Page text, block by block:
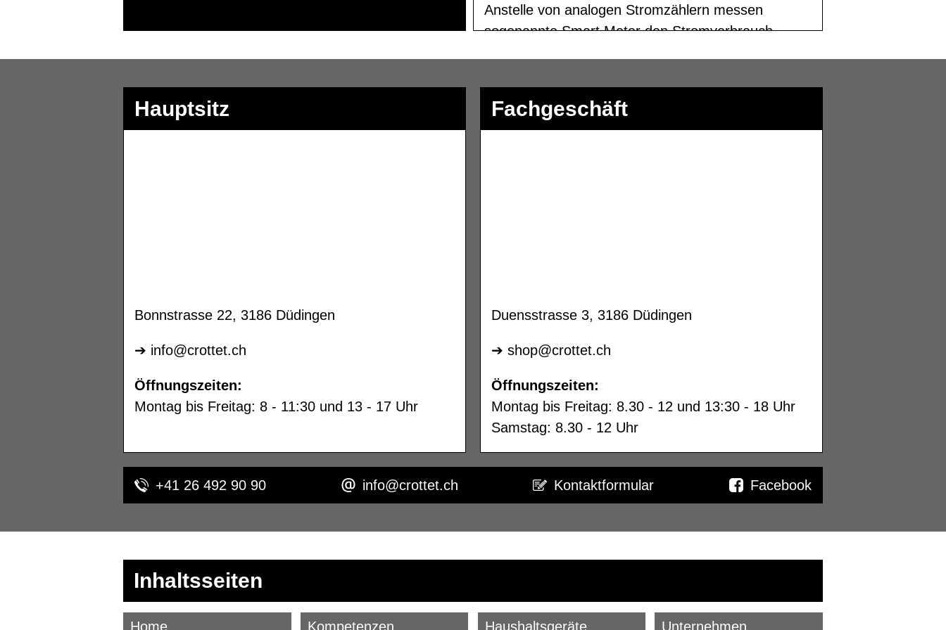
Hauptsitz
Bonnstrasse 22, 3186 Düdingen
➔ info@crottet.ch
Öffnungszeiten:
Montag bis Freitag: 8 - 11:30 und 13 - 17 Uhr
Fachgeschäft
Duensstrasse 3, 3186 Düdingen
➔ shop@crottet.ch
Öffnungszeiten:
Montag bis Freitag: 8.30 - 12 und 13:30 - 18 Uhr
Samstag: 8.30 - 12 Uhr
+41 26 492 90 90 info@crottet.ch Kontaktformular Facebook
Inhaltsseiten
Home Kompetenzen Haushaltsgeräte Unternehmen